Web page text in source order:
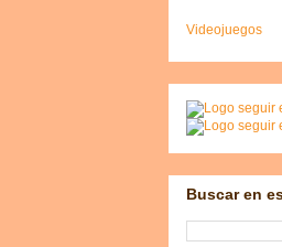
Videojuegos
Buscar en